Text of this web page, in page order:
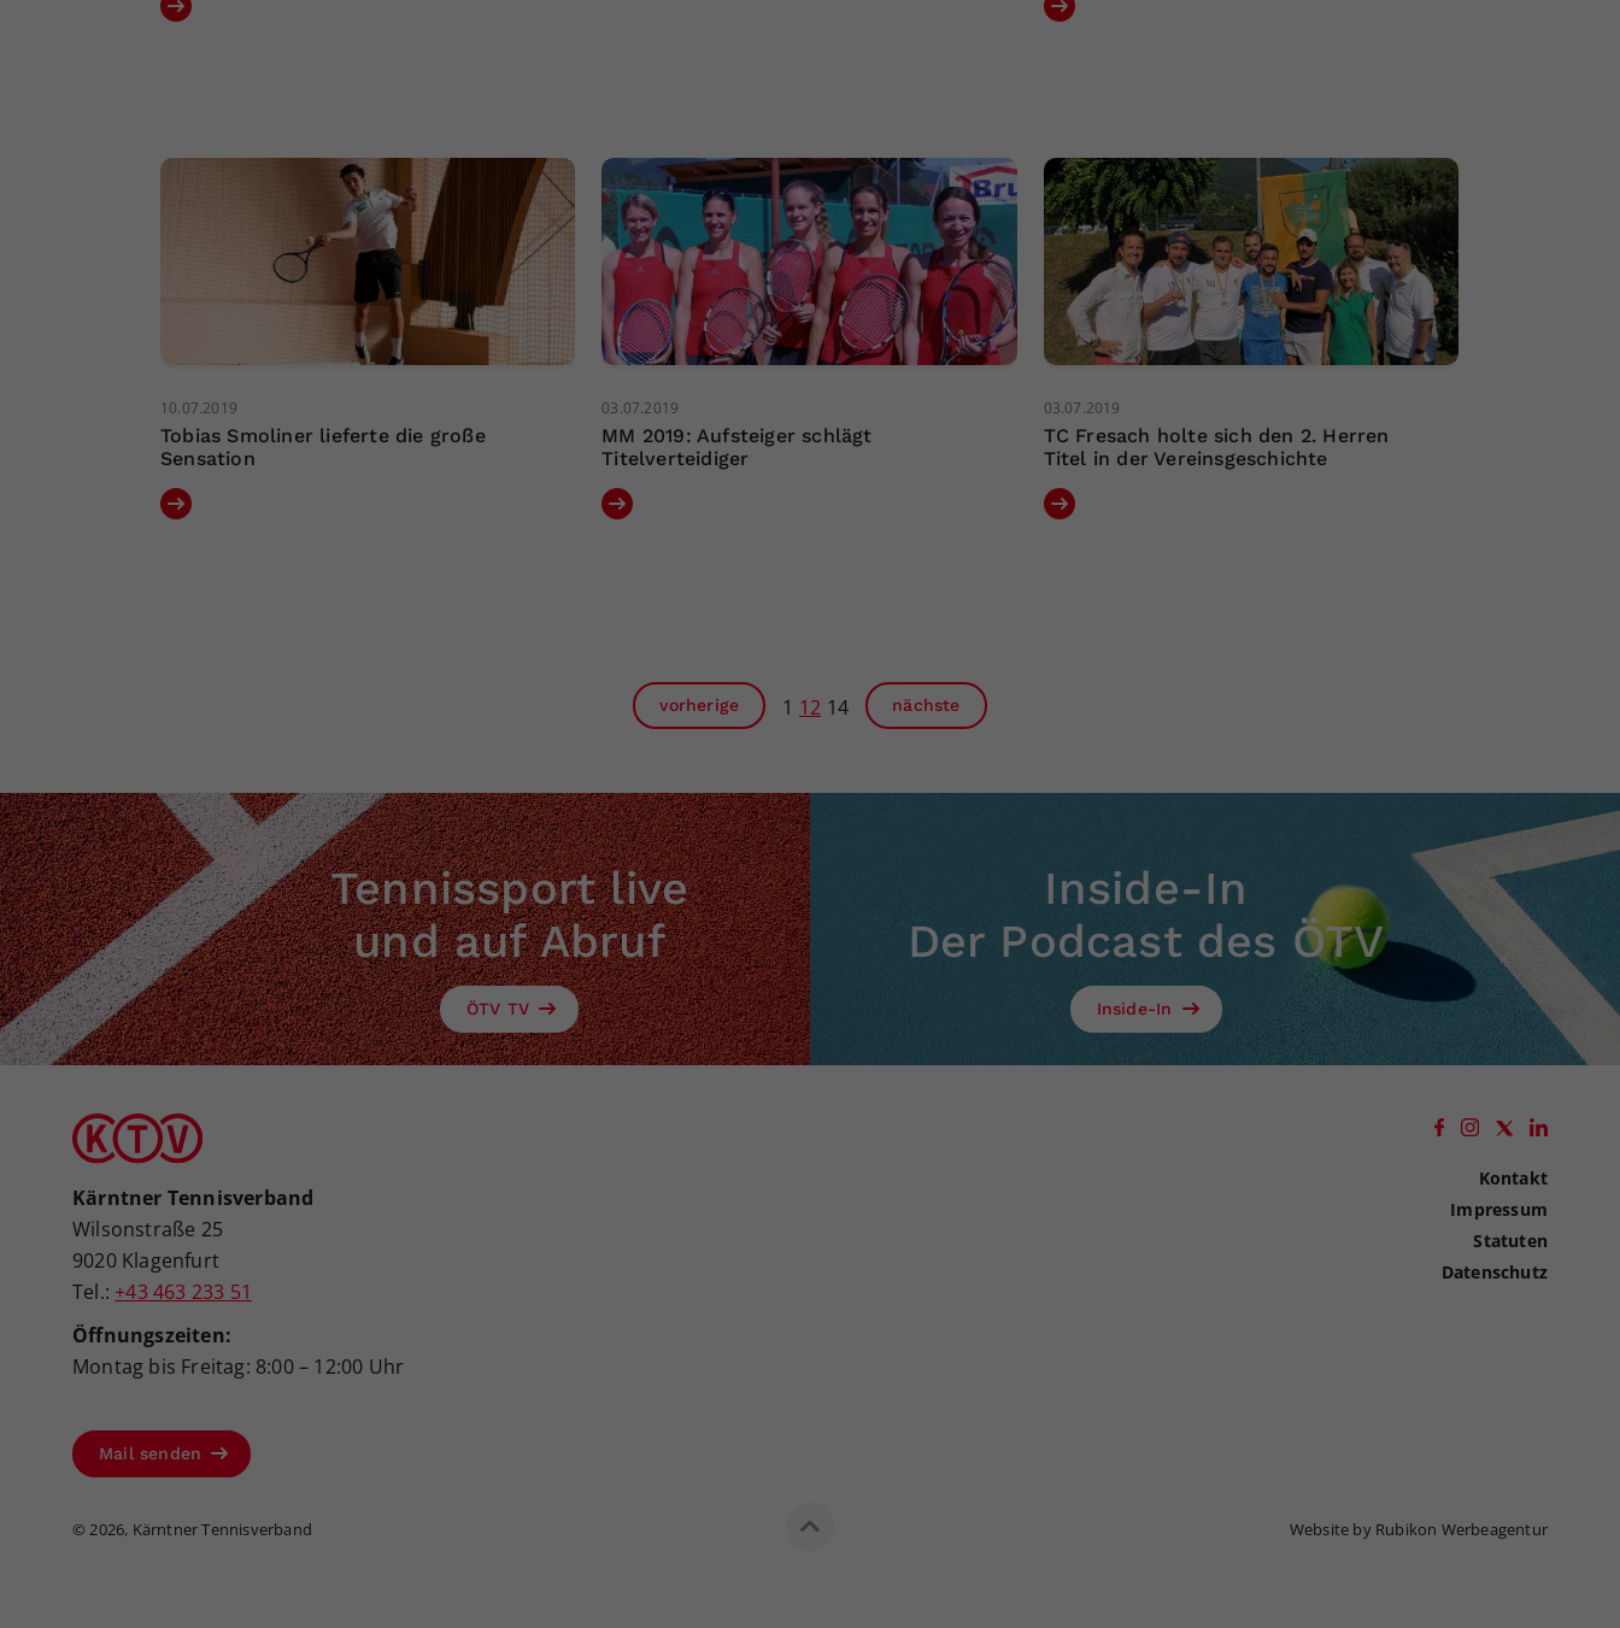
10.07.2019
Tobias Smoliner lieferte die große
Sensation
03.07.2019
MM 2019: Aufsteiger schlägt
Titelverteidiger
03.07.2019
TC Fresach holte sich den 2. Herren
Titel in der Vereinsgeschichte
vorherige 1 12 14 nächste
Tennissport live
und auf Abruf
ÖTV TV
Inside-In
Der Podcast des ÖTV
Inside-In
Kärntner Tennisverband
Wilsonstraße 25
9020 Klagenfurt
Tel.: +43 463 233 51
Öffnungszeiten:
Montag bis Freitag: 8:00 – 12:00 Uhr
Mail senden
Kontakt
Impressum
Statuten
Datenschutz
© 2026, Kärntner Tennisverband Website by Rubikon Werbeagentur